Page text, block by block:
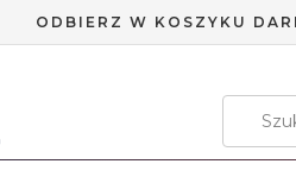
ODBIERZ W KOSZYKU